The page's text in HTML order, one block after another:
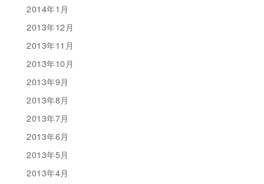
2014年1月
2013年12月
2013年11月
2013年10月
2013年9月
2013年8月
2013年7月
2013年6月
2013年5月
2013年4月